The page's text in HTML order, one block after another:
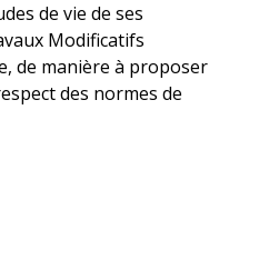
de vie de ses
Modificatifs
de manière à proposer
des normes de